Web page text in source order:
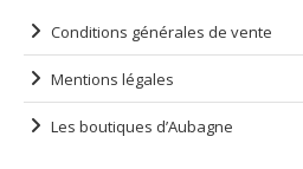
Conditions générales de vente
Mentions légales
Les boutiques d’Aubagne